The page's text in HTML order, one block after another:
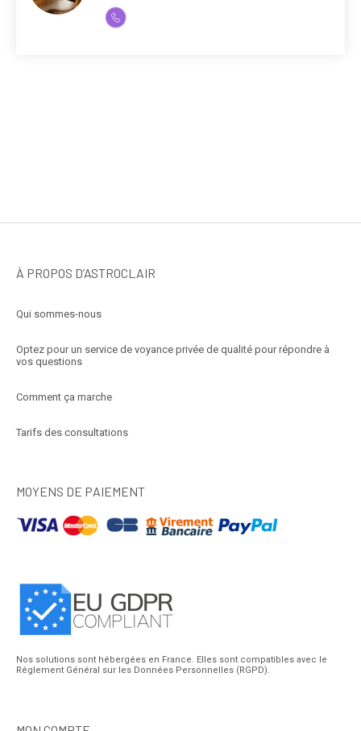
À PROPOS D’ASTROCLAIR
Qui sommes-nous
Optez pour un service de voyance privée de qualité pour répondre à
vos questions
Comment ça marche
Tarifs des consultations
MOYENS DE PAIEMENT
Nos solutions sont hébergées en France. Elles sont compatibles avec le
Réglement Général sur les Données Personnelles (RGPD).